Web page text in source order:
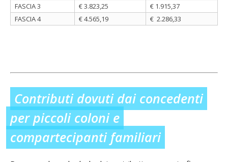
FASCIA 3
€ 3.823,25
€ 1.915,37
FASCIA 4
€ 4.565,19 € 2.286,33
Contributi dovuti dai concedenti
per piccoli coloni e
compartecipanti familiari